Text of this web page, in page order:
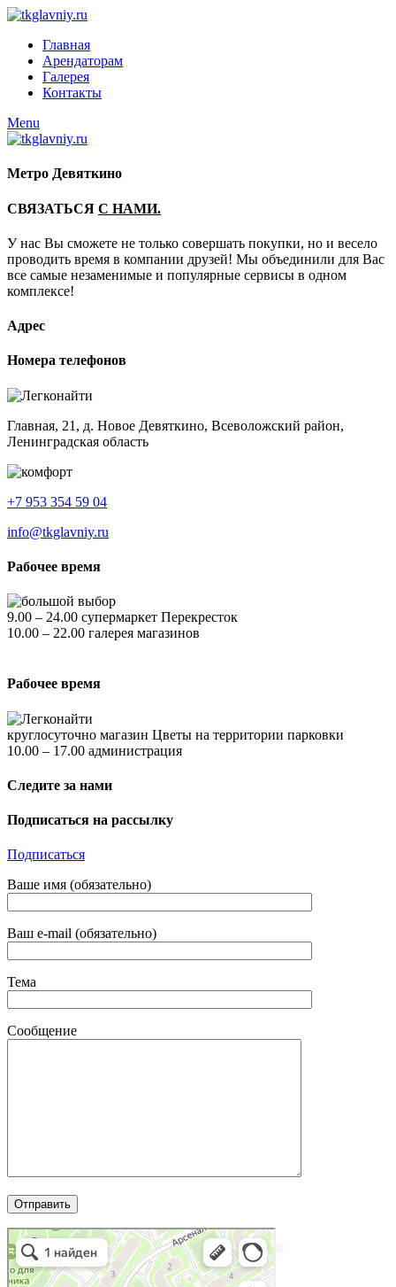
Главная
Арендаторам
Галерея
Контакты
Menu
Метро Девяткино
СВЯЗАТЬСЯ С НАМИ.
У нас Вы сможете не только совершать покупки, но и весело
проводить время в компании друзей! Мы объединили для Вас
все самые незаменимые и популярные сервисы в одном
комплексе!
Адрес
Номера телефонов
Главная, 21, д. Новое Девяткино, Всеволожский район,
Ленинградская область
+7 953 354 59 04
info@tkglavniy.ru
Рабочее время
9.00 – 24.00 супермаркет Перекресток
10.00 – 22.00 галерея магазинов
Рабочее время
круглосуточно магазин Цветы на территории парковки
10.00 – 17.00 администрация
Следите за нами
Подписаться на рассылку
Подписаться
Ваше имя (обязательно)
Ваш e-mail (обязательно)
Тема
Cообщение
Главный
Торговый центр в Санкт‑Петербурге и Ленинградской области